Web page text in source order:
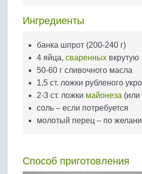
Яйца
Ингредиенты
банка шпрот (200-240 г)
4 яйца, сваренных вкрутую
50-60 г сливочного масла
1,5 ст. ложки рубленого
2-3 ст. ложки майонеза
соль – если потребуется
молотый перец – по
Способ приготовления